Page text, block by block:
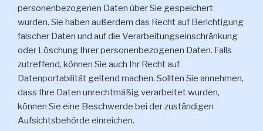
personenbezogenen Daten über Sie gespeichert
wurden. Sie haben außerdem das Recht auf Berichtigung
falscher Daten und auf die Verarbeitungseinschränkung
oder Löschung Ihrer personenbezogenen Daten. Falls
zutreffend, können Sie auch Ihr Recht auf
Datenportabilität geltend machen. Sollten Sie annehmen,
dass Ihre Daten unrechtmäßig verarbeitet wurden,
können Sie eine Beschwerde bei der zuständigen
Aufsichtsbehörde einreichen.